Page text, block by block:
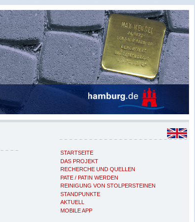
STARTSEITE
DAS PROJEKT
RECHERCHE UND QUELLEN
PATE / PATIN WERDEN
REINIGUNG VON STOLPERSTEINEN
STANDPUNKTE
AKTUELL
MOBILE APP